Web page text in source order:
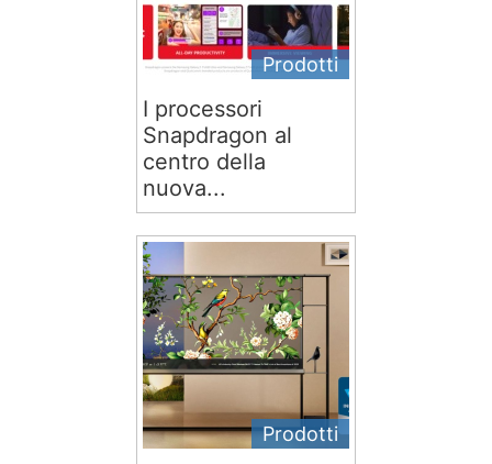
Prodotti
I processori
Snapdragon al
centro della
nuova...
Prodotti